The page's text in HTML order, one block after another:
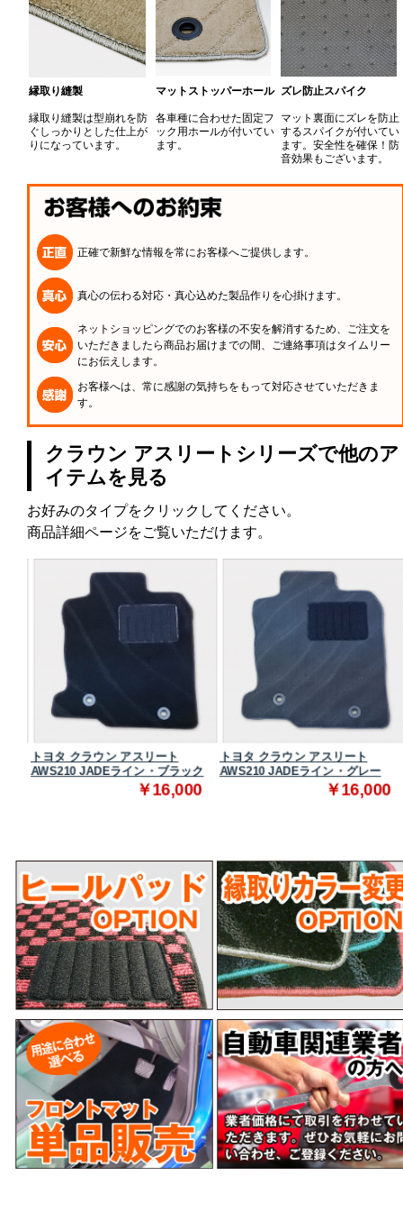
縁取り縫製
縁取り縫製は型崩れを防
ぐしっかりとした仕上が
りになっています。
マットストッパーホール
各車種に合わせた固定フ
ック用ホールが付いてい
ます。
ズレ防止スパイク
マット裏面にズレを防止
するスパイクが付いてい
ます。安全性を確保！防
音効果もございます。
正確で新鮮な情報を常にお客様へご提供します。
真心の伝わる対応・真心込めた製品作りを心掛けます。
ネットショッピングでのお客様の不安を解消するため、ご注文を
いただきましたら商品お届けまでの間、ご連絡事項はタイムリー
にお伝えします。
お客様へは、常に感謝の気持ちをもって対応させていただきま
す。
クラウン アスリートシリーズで他のア
イテムを見る
お好みのタイプをクリックしてください。
商品詳細ページをご覧いただけます。
トヨタ クラウン アスリート
AWS210 JADEライン・ブラック
￥16,000
トヨタ クラウン アスリート
AWS210 JADEライン・グレー
￥16,000